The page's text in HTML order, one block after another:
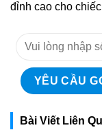
đỉnh cao cho
Bài Viết Liên